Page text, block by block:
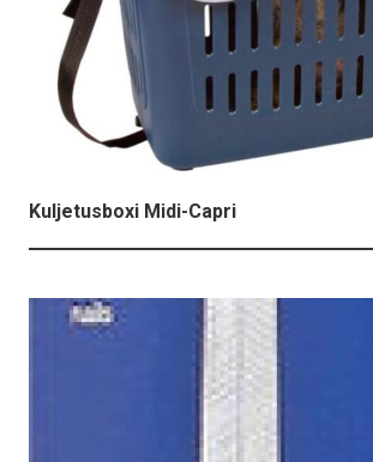
Kuljetusboxi Midi-Capri